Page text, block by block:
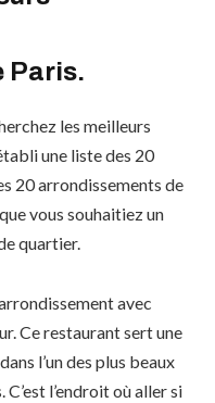
Paris.
les meilleurs
une liste des 20
20 arrondissements de
vous souhaitiez un
quartier.
avec
Ce restaurant sert une
l’un des plus beaux
l’endroit où aller si